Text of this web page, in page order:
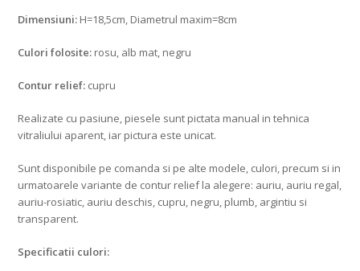
Dimensiuni: H=18,5cm, Diametrul maxim=8cm
Culori folosite: rosu, alb mat, negru
Contur relief: cupru
Realizate cu pasiune, piesele sunt pictata manual in tehnica
vitraliului aparent, iar pictura este unicat.
Sunt disponibile pe comanda si pe alte modele, culori, precum si in
urmatoarele variante de contur relief la alegere: auriu, auriu regal,
auriu-rosiatic, auriu deschis, cupru, negru, plumb, argintiu si
transparent.
Specificatii culori: